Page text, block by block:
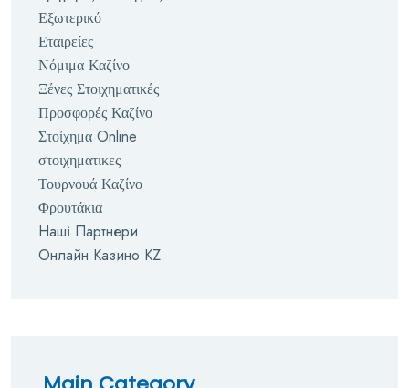
Εξωτερικό
Εταιρείες
Νόμιμα Καζίνο
Ξένες Στοιχηματικές
Προσφορές Καζίνο
Στοίχημα Online
στοιχηματικες
Τουρνουά Καζίνο
Φρουτάκια
Наші Партнери
Онлайн Казино KZ